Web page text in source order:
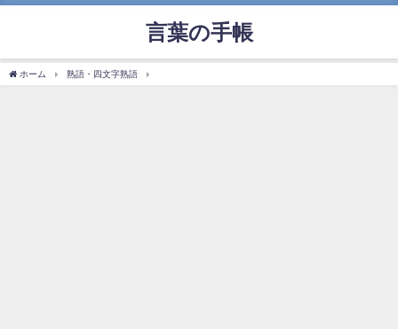
言葉の手帳
ホーム 熟語・四文字熟語